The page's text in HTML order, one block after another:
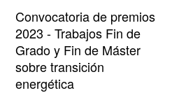
Convocatoria de premios
2023 - Trabajos Fin de
Grado y Fin de Máster
sobre transición
energética